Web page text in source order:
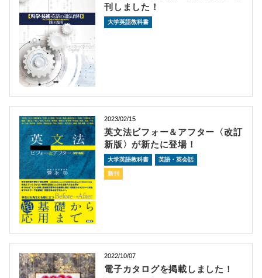
刊しました！
大学英語教科書
2023/02/15
英文法ビフォー＆アフター〈改訂
新版〉が新たに登場！
大学英語教科書 英語・英会話
新刊
2022/10/07
電子カタログを掲載しました！